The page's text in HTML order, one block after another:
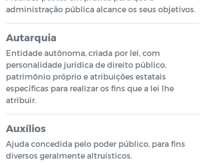
administração pública alcance os seus objetivos.
Autarquia
Entidade autônoma, criada por lei, com
personalidade jurídica de direito público,
patrimônio próprio e atribuições estatais
específicas para realizar os fins que a lei lhe
atribuir.
Auxílios
Ajuda concedida pelo poder público, para fins
diversos geralmente altruísticos.